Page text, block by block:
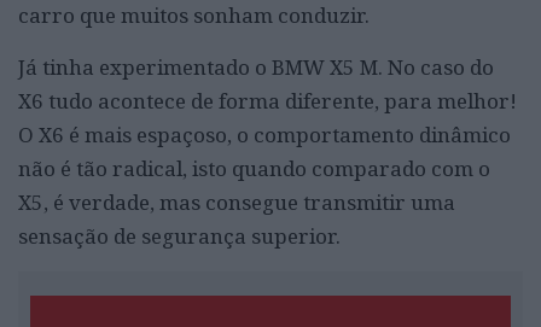
carro que muitos sonham conduzir.
Já tinha experimentado o BMW X5 M. No caso do
X6 tudo acontece de forma diferente, para melhor!
O X6 é mais espaçoso, o comportamento dinâmico
não é tão radical, isto quando comparado com o
X5, é verdade, mas consegue transmitir uma
sensação de segurança superior.